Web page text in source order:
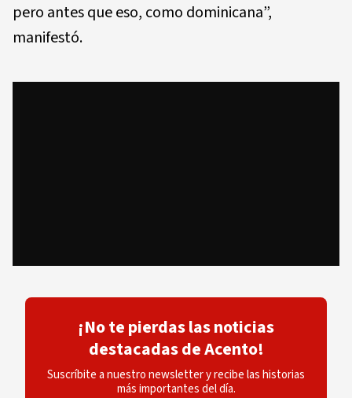
pero antes que eso, como dominicana”,
manifestó.
¡No te pierdas las noticias
destacadas de Acento!
Suscríbite a nuestro newsletter y recibe las historias
más importantes del día.